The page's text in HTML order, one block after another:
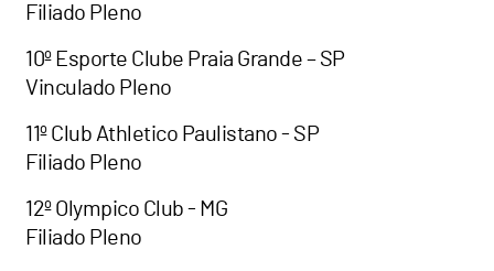
Filiado Pleno
10º Esporte Clube Praia Grande – SP
Vinculado Pleno
11º Club Athletico Paulistano - SP
Filiado Pleno
12º Olympico Club - MG
Filiado Pleno